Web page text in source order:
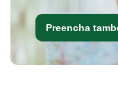
Preencha